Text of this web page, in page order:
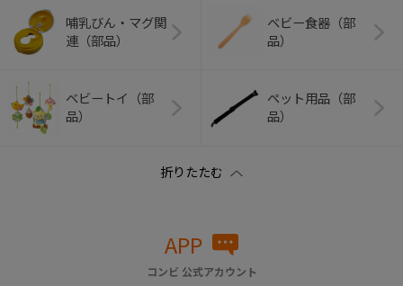
哺乳びん・マグ関
連（部品）
ベビー食器（部
品）
ベビートイ（部
品）
ペット用品（部
品）
APP
コンビ 公式アカウント